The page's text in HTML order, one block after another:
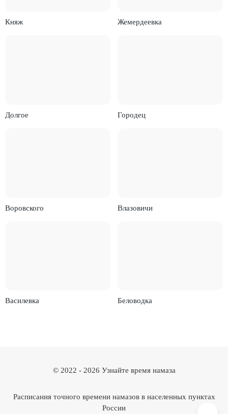
Княж Жемердеевка
Долгое Городец
Воровского Влазовичи
Василевка Беловодка
© 2022 - 2026 Узнайте время намаза
Расписания точного времени намазов в населенных пунктах
России